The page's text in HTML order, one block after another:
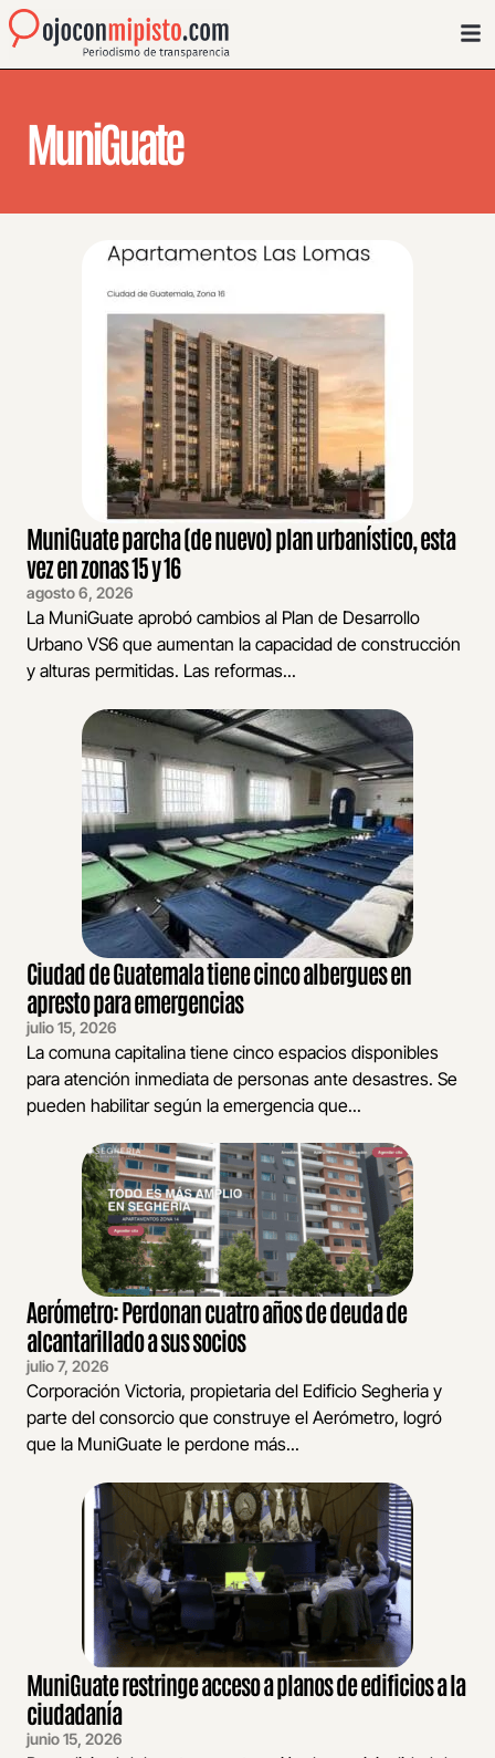
MuniGuate
MuniGuate parcha (de nuevo) plan urbanístico, esta
vez en zonas 15 y 16
agosto 6, 2026
La MuniGuate aprobó cambios al Plan de Desarrollo
Urbano VS6 que aumentan la capacidad de construcción
y alturas permitidas. Las reformas...
Ciudad de Guatemala tiene cinco albergues en
apresto para emergencias
julio 15, 2026
La comuna capitalina tiene cinco espacios disponibles
para atención inmediata de personas ante desastres. Se
pueden habilitar según la emergencia que...
Aerómetro: Perdonan cuatro años de deuda de
alcantarillado a sus socios
julio 7, 2026
Corporación Victoria, propietaria del Edificio Segheria y
parte del consorcio que construye el Aerómetro, logró
que la MuniGuate le perdone más...
MuniGuate restringe acceso a planos de edificios a la
ciudadanía
junio 15, 2026